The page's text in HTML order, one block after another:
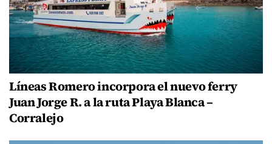
Líneas Romero incorpora el nuevo ferry
Juan Jorge R. a la ruta Playa Blanca –
Corralejo